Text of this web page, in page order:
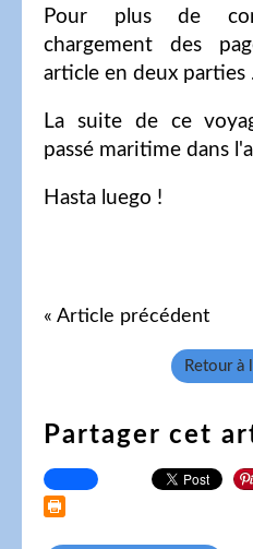
Pour plus de
chargement des
article en deux parties
La suite de ce
passé maritime dans
Hasta luego !
« Article précédent
Retour à
Partager cet